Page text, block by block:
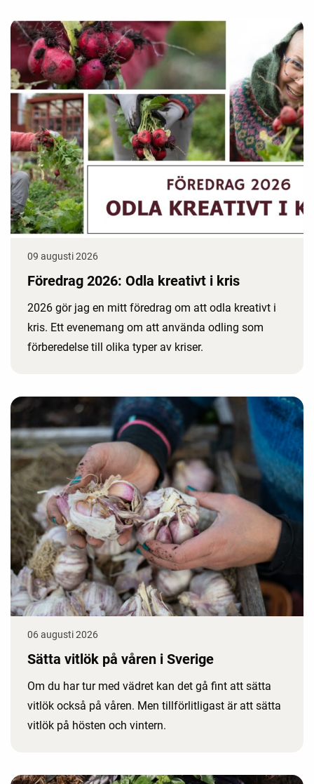
09 augusti 2026
Föredrag 2026: Odla kreativt i kris
2026 gör jag en mitt föredrag om att odla kreativt i
kris. Ett evenemang om att använda odling som
förberedelse till olika typer av kriser.
06 augusti 2026
Sätta vitlök på våren i Sverige
Om du har tur med vädret kan det gå fint att sätta
vitlök också på våren. Men tillförlitligast är att sätta
vitlök på hösten och vintern.